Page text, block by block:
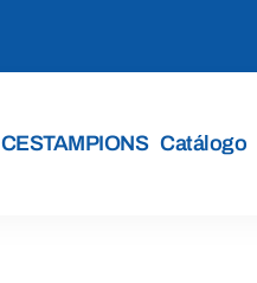
CESTAMPIONS Catálogo